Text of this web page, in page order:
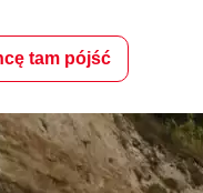
tam pójść